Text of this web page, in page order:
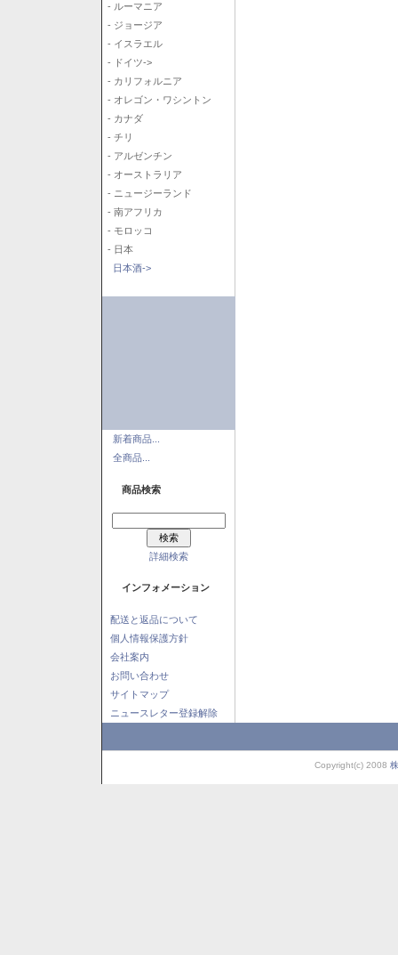
- ルーマニア
- ジョージア
- イスラエル
- ドイツ->
- カリフォルニア
- オレゴン・ワシントン
- カナダ
- チリ
- アルゼンチン
- オーストラリア
- ニュージーランド
- 南アフリカ
- モロッコ
- 日本
日本酒->
新着商品...
全商品...
商品検索
詳細検索
インフォメーション
配送と返品について
個人情報保護方針
会社案内
お問い合わせ
サイトマップ
ニュースレター登録解除
Copyright(c) 2008